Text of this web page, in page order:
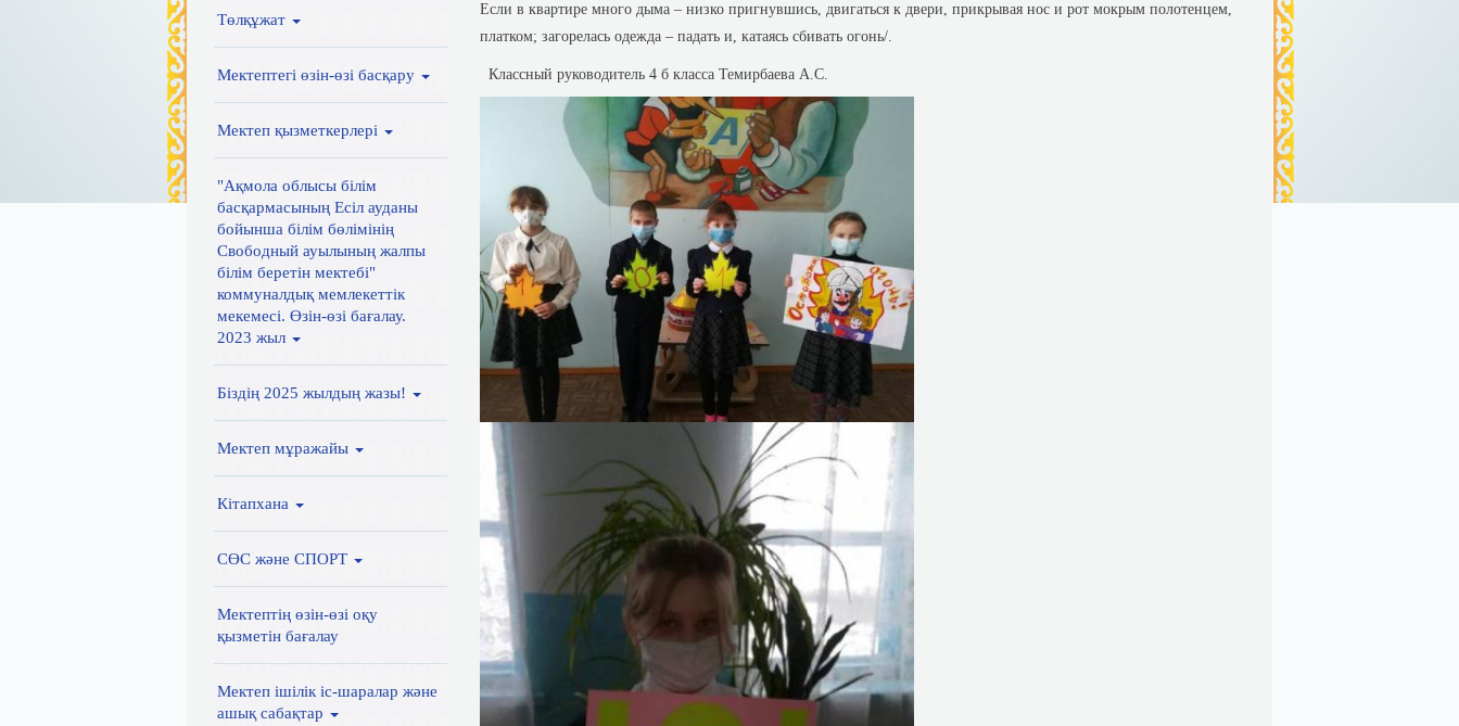
Төлқұжат
Мектептегі өзін-өзі басқару
Мектеп қызметкерлері
"Ақмола облысы білім
басқармасының Есіл ауданы
бойынша білім бөлімінің
Свободный ауылының жалпы
білім беретін мектебі"
коммуналдық мемлекеттік
мекемесі. Өзін-өзі бағалау.
2023 жыл
Біздің 2025 жылдың жазы!
Мектеп мұражайы
Кітапхана
СӨС және СПОРТ
Мектептің өзін-өзі оқу
қызметін бағалау
Мектеп ішілік іс-шаралар және
ашық сабақтар
Если в квартире много дыма – низко пригнувшись, двигаться к двери, прикрывая нос и рот мокрым полотенцем,
платком; загорелась одежда – падать и, катаясь сбивать огонь/.
Классный руководитель 4 б класса Темирбаева А.С.